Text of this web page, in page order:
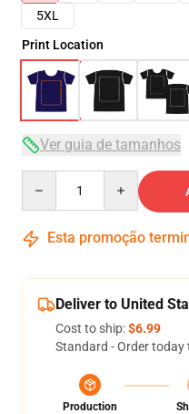
5XL
Print Location
Ver guia de tamanhos
Esta promoção
Deliver to United
Cost to ship:$6.99
Standard - Order today
Production